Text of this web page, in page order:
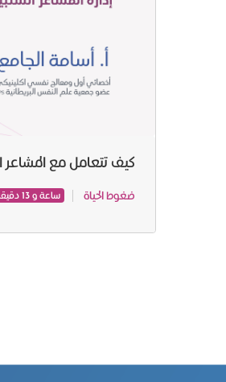
كيف تتعامل مع المشاعر
ضغوط الحياة ساعة و 13 دقيقة